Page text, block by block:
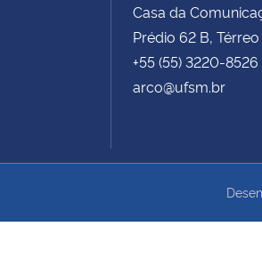
Casa da
Prédio 62 B, Térreo
+55 (55) 3220-8526
arco@ufsm.br